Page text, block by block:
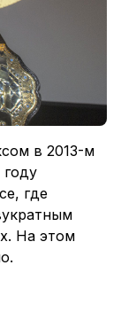
в 2013-м
где
На этом